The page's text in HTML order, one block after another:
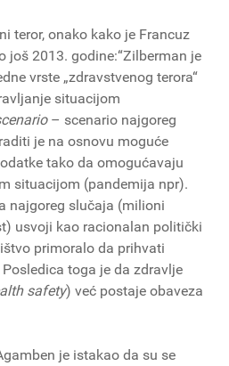
teror, onako kako je Francuz
još 2013. godine:“Zilberman je
vrste „zdravstvenog terora“
situacijom
– scenario najgoreg
je na osnovu moguće
tako da omogućavaju
situacijom (pandemija npr).
najgoreg slučaja (milioni
usvoji kao racionalan politički
primoralo da prihvati
toga je da zdravlje
safety) već postaje obaveza
je istakao da su se